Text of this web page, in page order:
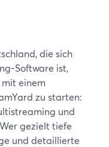
die sich
Software ist,
einem
zu starten:
und
gezielt tiefe
und detaillierte